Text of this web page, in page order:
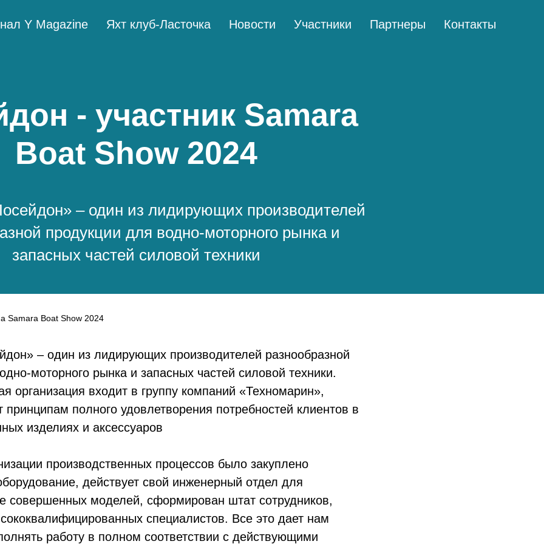
Y Magazine Яхт клуб-Ласточка Новости Участники Партнеры Контакты
- участник Samara
Boat Show 2024
– один из лидирующих производителей
продукции для водно-моторного рынка и
запасных частей силовой техники
Samara Boat Show 2024
– один из лидирующих производителей разнообразной
моторного рынка и запасных частей силовой техники.
организация входит в группу компаний «Техномарин»,
полного удовлетворения потребностей клиентов в
изделиях и аксессуаров
производственных процессов было закуплено
действует свой инженерный отдел для
совершенных моделей, сформирован штат сотрудников,
специалистов. Все это дает нам
работу в полном соответствии с действующими